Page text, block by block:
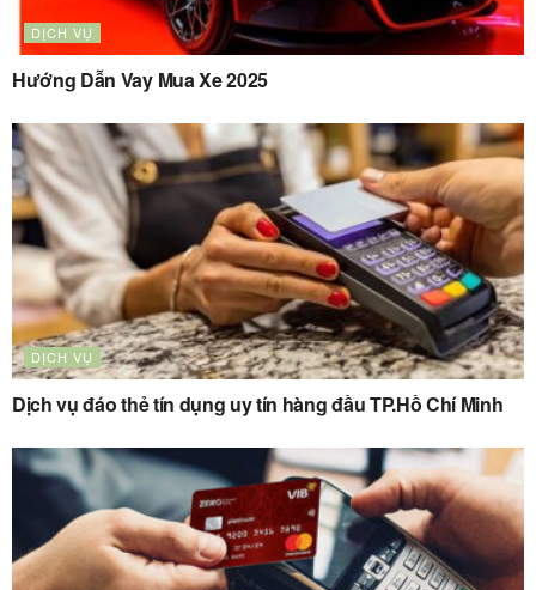
DỊCH VỤ
Hướng Dẫn Vay Mua Xe 2025
DỊCH VỤ
Dịch vụ đáo thẻ tín dụng uy tín hàng đầu TP.Hồ Chí Minh